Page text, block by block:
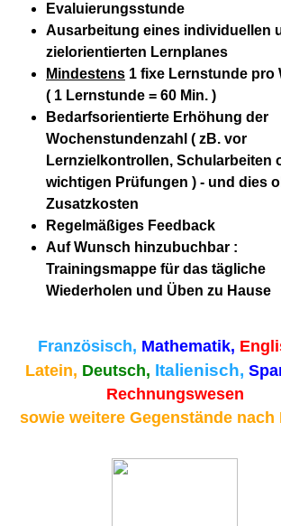
Evaluierungsstunde
Ausarbeitung eines individuellen
zielorientierten Lernplanes
Mindestens 1 fixe Lernstunde pro
( 1 Lernstunde = 60 Min. )
Bedarfsorientierte Erhöhung der
Wochenstundenzahl ( zB. vor
Lernzielkontrollen, Schularbeiten
wichtigen Prüfungen ) - und dies
Zusatzkosten
Regelmäßiges Feedback
Auf Wunsch hinzubuchbar :
Trainingsmappe für das tägliche
Wiederholen und Üben zu Hause
Französisch, Mathematik,
Latein, Deutsch, Italienisch,
Rechnungswesen
sowie weitere Gegenstände nach